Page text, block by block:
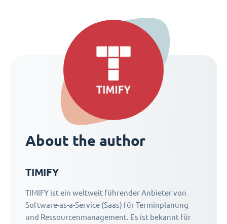
About the author
TIMIFY
TIMIFY ist ein weltweit führender Anbieter von
Software-as-a-Service (Saas) für Terminplanung
und Ressourcenmanagement. Es ist bekannt für